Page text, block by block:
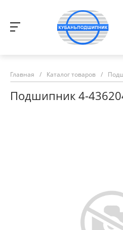
Главная / Каталог товаров /
Подшипник 4-